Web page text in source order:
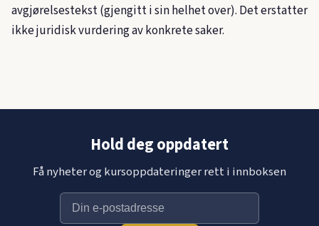
avgjørelsestekst (gjengitt i sin helhet over). Det erstatter
ikke juridisk vurdering av konkrete saker.
Hold deg oppdatert
Få nyheter og kursoppdateringer rett i innboksen